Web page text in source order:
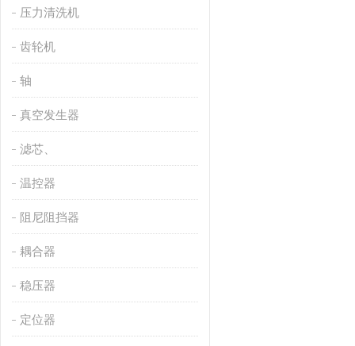
压力清洗机
齿轮机
轴
真空发生器
滤芯、
温控器
阻尼阻挡器
耦合器
稳压器
定位器